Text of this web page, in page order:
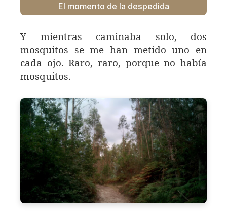
El momento de la despedida
Y mientras caminaba solo, dos
mosquitos se me han metido uno en
cada ojo. Raro, raro, porque no había
mosquitos.